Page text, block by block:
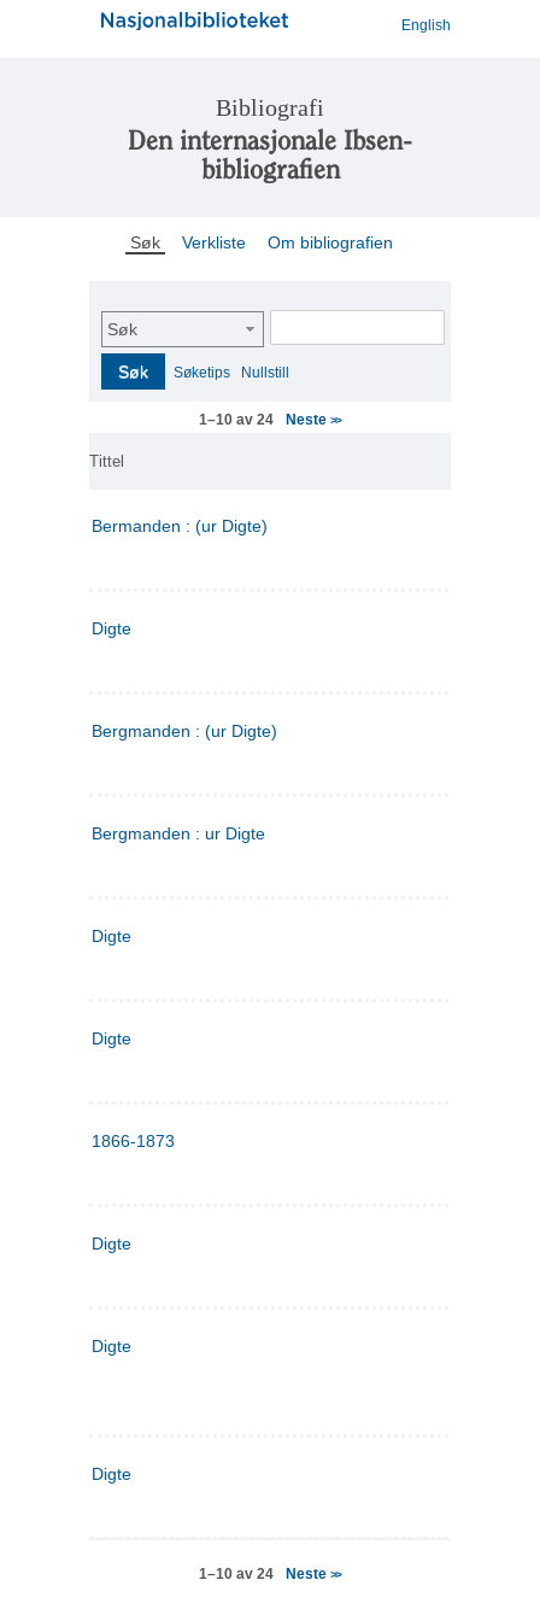
English
Bibliografi
Den internasjonale Ibsen-
bibliografien
Søk Verkliste Om bibliografien
Søk
Søk Søketips Nullstill
1–10 av 24 Neste>>
Tittel
Bermanden : (ur Digte)
Digte
Bergmanden : (ur Digte)
Bergmanden : ur Digte
Digte
Digte
1866-1873
Digte
Digte
Digte
1–10 av 24 Neste>>